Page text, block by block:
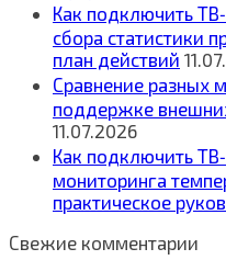
Как подключить
сбора статистики
план действий
Сравнение разных
поддержке
11.07.2026
Как подключить
мониторинга
практическое
Свежие комментарии